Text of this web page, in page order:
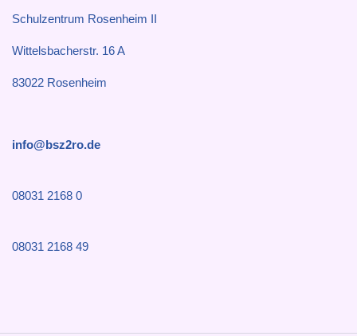
Schulzentrum Rosenheim II
Wittelsbacherstr. 16 A
83022 Rosenheim
info@bsz2ro.de
08031 2168 0
08031 2168 49